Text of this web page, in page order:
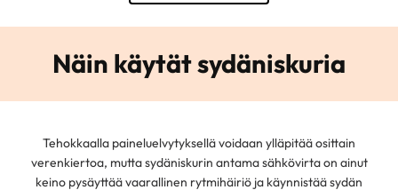
Näin käytät sydäniskuria
Tehokkaalla paineluelvytyksellä voidaan ylläpitää osittain
verenkiertoa, mutta sydäniskurin antama sähkövirta on ainut
keino pysäyttää vaarallinen rytmihäiriö ja käynnistää sydän